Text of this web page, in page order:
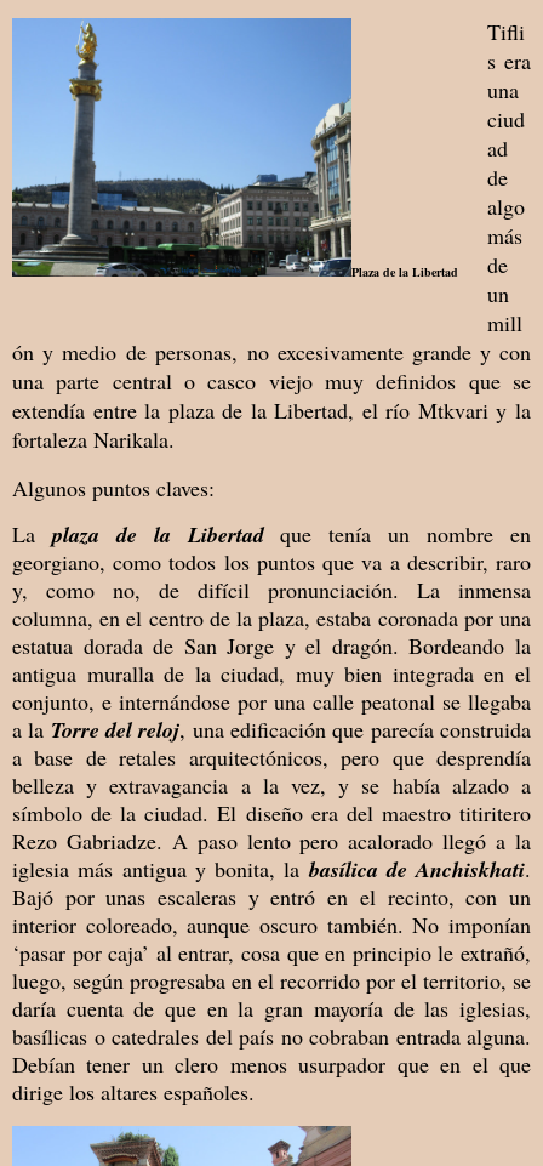
Plaza de la Libertad
Tifli
s era
una
ciud
ad
de
algo
más
de
un
mill
ón y mediode personas, no excesivamente grande y con
una parte central o casco viejo muy definidos que se
extendía entre la plaza de la Libertad, el río Mtkvari y la
fortaleza Narikala.
Algunos puntos claves:
Laplaza de la Libertadque tenía un nombre en
georgiano, como todos los puntos que va a describir, raro
y, como no, de difícil pronunciación. La inmensa
columna, en el centro de la plaza, estaba coronada por una
estatua dorada de San Jorge y el dragón. Bordeando la
antigua muralla de la ciudad, muy bien integrada en el
conjunto, e internándose por una calle peatonal se llegaba
a la Torre del reloj, una edificación que parecía construida
a base de retales arquitectónicos, pero que desprendía
belleza y extravagancia a la vez, y se había alzado a
símbolo de la ciudad. El diseño era del maestro titiritero
Rezo Gabriadze. A paso lento pero acalorado llegó a la
iglesia más antigua y bonita, labasílica de Anchiskhati.
Bajó por unas escaleras y entró en el recinto, con un
interior coloreado, aunque oscuro también. No imponían
‘pasar por caja’ al entrar, cosa que en principio le extrañó,
luego, según progresaba en el recorrido por el territorio, se
daría cuenta de que en la gran mayoría de las iglesias,
basílicas o catedrales del país no cobraban entrada alguna.
Debían tener un clero menos usurpador que en el que
dirige los altares españoles.